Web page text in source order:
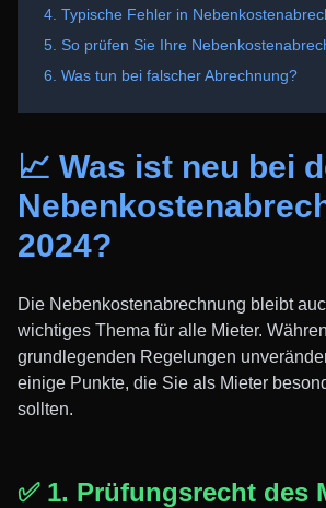
4. Typische Fehler in
5. So prüfen Sie Ihre
6. Was tun bei falscher Abrechnung?
📈 Was ist neu bei
2024?
Die Nebenkostenabrechnung bleibt
wichtiges Thema für alle Mieter.
grundlegenden Regelungen
einige Punkte, die Sie als Mieter
sollten.
✅ 1. Prüfungsrecht des